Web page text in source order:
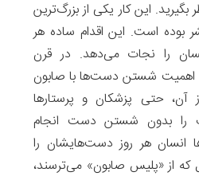
این کار یکی از بزرگ‌ترین
بوده است. این اقدام ساده هر
را نجات می‌دهد. در قرن
اهمیت شستن دست‌ها با صابون
حتی پزشکان و پرستارها
را بدون شستن دست‌ انجام
انسان هر روز دست‌هایشان را
که از «پلیس صابون» می‌ترسند،